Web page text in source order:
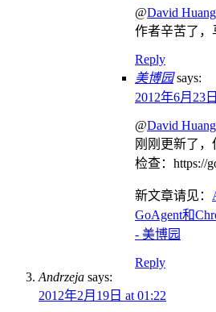
@David Huang
作者辛苦了，
Reply
美博园 says:
2012年6月23
@David Huang
刚刚更新了
检查：https://
新文章请见：
GoAgent和
- 美博园
Reply
Andrzeja says:
2012年2月19日 at 01:22